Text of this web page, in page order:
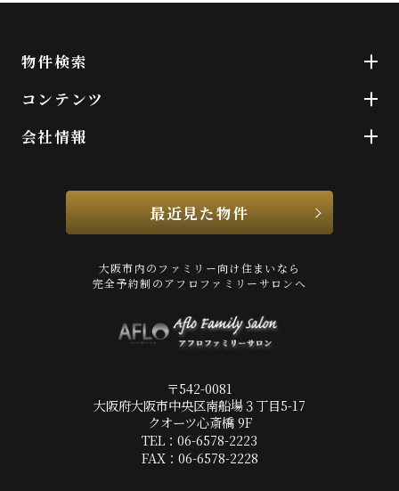
物件検索
コンテンツ
会社情報
最近見た物件
大阪市内のファミリー向け住まいなら
完全予約制のアフロファミリーサロンへ
〒542-0081
大阪府大阪市中央区南船場３丁目5-17
クオーツ心斎橋 9F
TEL：06-6578-2223
FAX：06-6578-2228